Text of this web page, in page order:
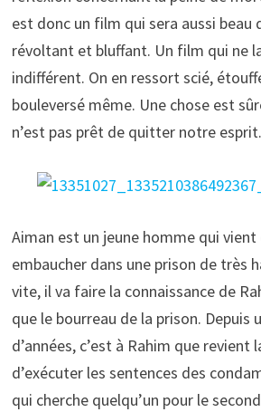
est donc un film qui sera aussi
révoltant et bluffant. Un film qui ne
indifférent. On en ressort scié,
bouleversé même. Une chose est
n’est pas prêt de quitter notre esprit.
Aiman est un jeune homme qui
embaucher dans une prison de très
vite, il va faire la connaissance de
que le bourreau de la prison. Depuis
d’années, c’est à Rahim que revient
d’exécuter les sentences des
qui cherche quelqu’un pour le